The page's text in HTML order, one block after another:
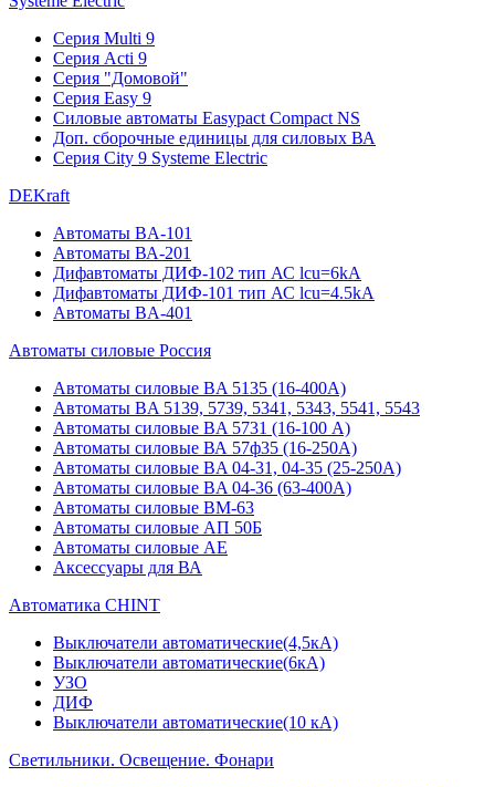
Серия Multi 9
Серия Acti 9
Серия "Домовой"
Серия Easy 9
Силовые автоматы Easypact Compact NS
Доп. сборочные единицы для силовых ВА
Серия City 9 Systeme Electric
DEKraft
Автоматы BA-101
Автоматы ВА-201
Дифавтоматы ДИФ-102 тип АС lcu=6kA
Дифавтоматы ДИФ-101 тип АС lcu=4.5kA
Автоматы BA-401
Автоматы силовые Россия
Автоматы силовые BA 5135 (16-400А)
Автоматы BA 5139, 5739, 5341, 5343, 5541, 5543
Автоматы силовые BA 5731 (16-100 А)
Автоматы силовые ВА 57ф35 (16-250А)
Автоматы силовые BA 04-31, 04-35 (25-250А)
Автоматы силовые BA 04-36 (63-400А)
Автоматы силовые ВМ-63
Автоматы силовые АП 50Б
Автоматы силовые АЕ
Аксессуары для ВА
Автоматика CHINT
Выключатели автоматические(4,5кА)
Выключатели автоматические(6кА)
УЗО
ДИФ
Выключатели автоматические(10 кА)
Светильники. Освещение. Фонари